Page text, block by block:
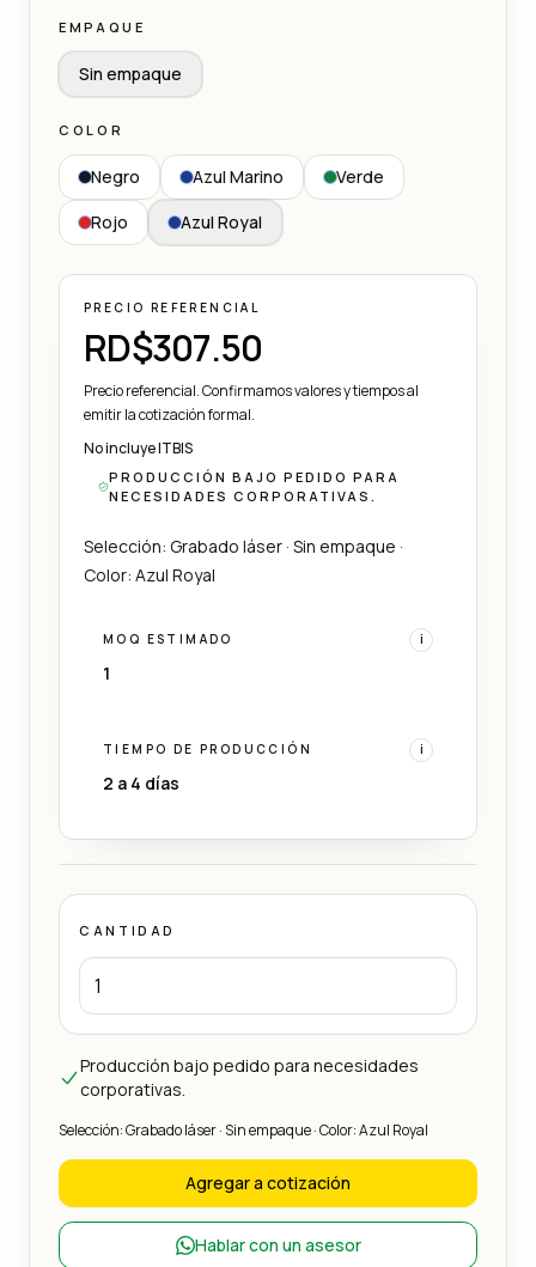
EMPAQUE
Sin empaque
COLOR
Negro Azul Marino
Verde
Rojo
Azul Royal
PRECIO REFERENCIAL
RD$307.50
Precio referencial. Confirmamos valores y tiempos al
emitir la cotización formal.
No incluye ITBIS
PRODUCCIÓN BAJO PEDIDO PARA
NECESIDADES CORPORATIVAS.
Selección: Grabado láser · Sin empaque ·
Color: Azul Royal
MOQ ESTIMADO i
1
TIEMPO DE PRODUCCIÓN i
2 a 4 días
CANTIDAD
Producción bajo pedido para necesidades
corporativas.
Selección: Grabado láser · Sin empaque · Color: Azul Royal
Agregar a cotización
Hablar con un asesor